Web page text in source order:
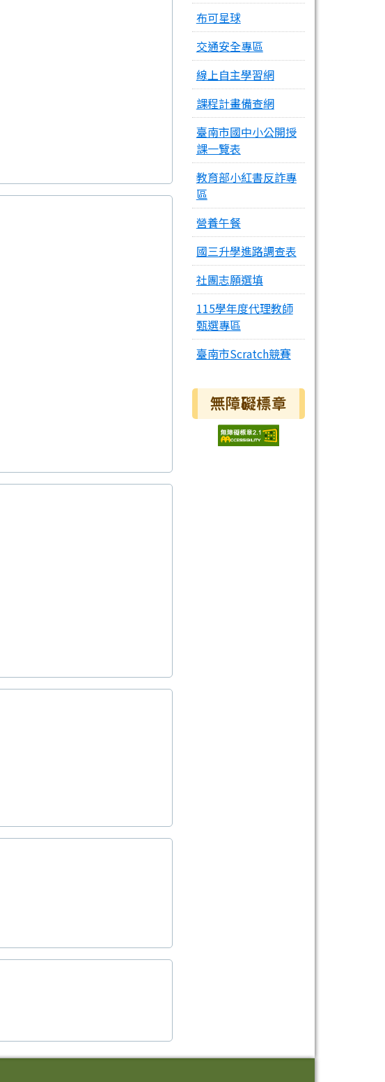
布可星球
交通安全專區
線上自主學習網
課程計畫備查網
臺南市國中小公開授
課一覽表
教育部小紅書反詐專
區
營養午餐
國三升學進路調查表
社團志願選填
115學年度代理教師
甄選專區
臺南市Scratch競賽
無障礙標章